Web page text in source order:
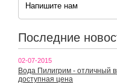
Напишите нам
Последние
02-07-2015
Вода Пилигрим - отличный
доступная цена